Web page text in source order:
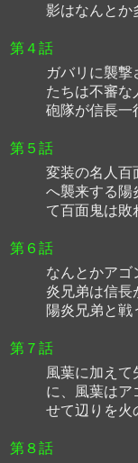
影はなんとか
第４話
ガバリに襲
たちは不審な
砲隊が信長一
第５話
変装の名人百
へ襲来する陽
て百面鬼は敗
第６話
なんとかアゴ
炎兄弟は信長
陽炎兄弟と戦
第７話
風葉に加え
に、風葉はア
せて辺りを火
第８話